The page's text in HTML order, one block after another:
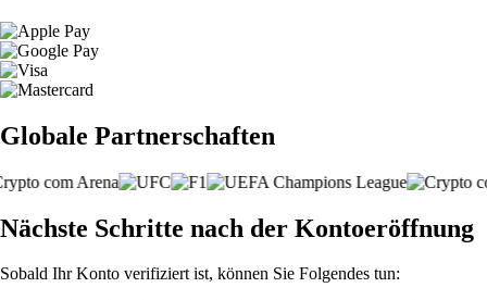
Globale Partnerschaften
Nächste Schritte nach der Kontoeröffnung
Sobald Ihr Konto verifiziert ist, können Sie Folgendes tun: